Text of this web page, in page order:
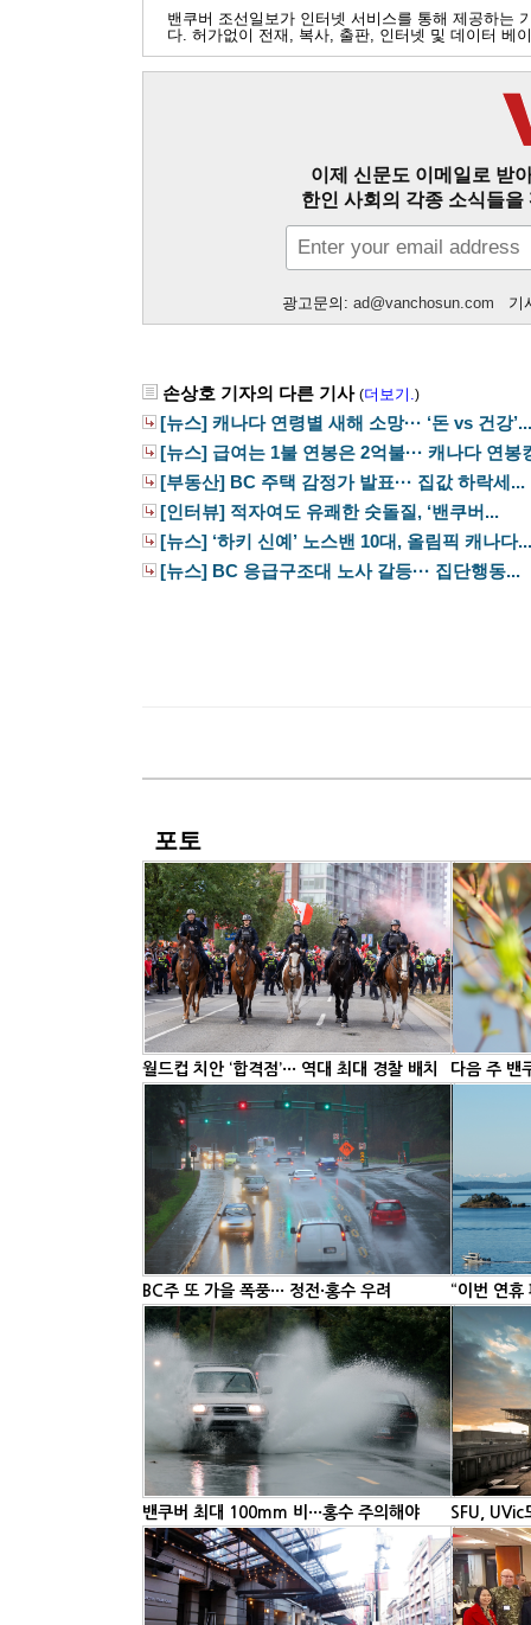
밴쿠버 조선일보가 인터넷 서비스를 통해 제공하는
다. 허가없이 전재, 복사, 출판, 인터넷 및 데이터 베
이제 신문도 이메일로 받
한인 사회의 각종 소식들
광고문의: ad@vanchosun.com 기
손상호 기자의 다른 기사 (더보기.)
[뉴스] 캐나다 연령별 새해 소망··· ‘돈 vs 건강’...
[뉴스] 급여는 1불 연봉은 2억불··· 캐나다 연봉
[부동산] BC 주택 감정가 발표··· 집값 하락세...
[인터뷰] 적자여도 유쾌한 숫돌질, ‘밴쿠버...
[뉴스] ‘하키 신예’ 노스밴 10대, 올림픽 캐나다...
[뉴스] BC 응급구조대 노사 갈등··· 집단행동...
포토
월드컵 치안 ‘합격점’··· 역대 최대 경찰 배치 다음 주 밴
BC주 또 가을 폭풍··· 정전·홍수 우려 “이번 연휴
밴쿠버 최대 100mm 비···홍수 주의해야 SFU, UVic